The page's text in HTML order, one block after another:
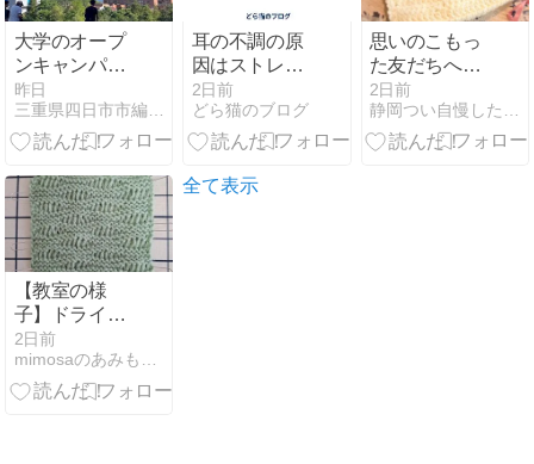
大学のオープ
ンキャンパス
で珍道中
昨日
三重県四日市市編物教室 Keitoラボ きぬこ 手あみ師範
耳の不調の原
因はストレ
ス？
2日前
どら猫のブログ
思いのこもっ
た友だちへの
プレゼント♡
2日前
静岡つい自慢したくなる作品が編める編み物教室ボンエプー
【教室の様
子】ドライブ
模様のパター
ン
2日前
mimosaのあみもの日記
全て表示